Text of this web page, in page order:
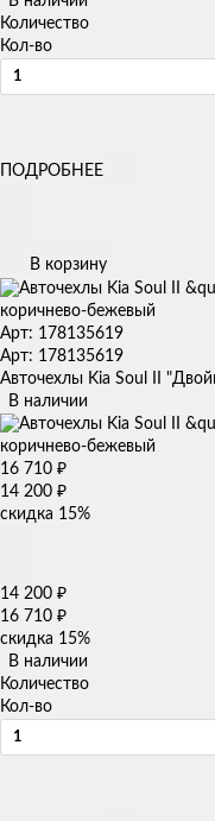
Количество
Кол-во
ПОДРОБНЕЕ
В корзину
Арт: 178135619
Арт: 178135619
Авточехлы Kia Soul II
В наличии
16 710 ₽
14 200 ₽
скидка 15%
14 200 ₽
16 710 ₽
скидка 15%
В наличии
Количество
Кол-во